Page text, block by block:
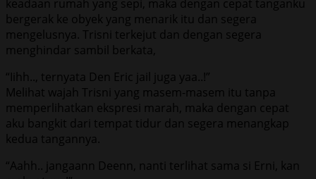
keadaan rumah yang sepi, maka dengan cepat tanganku
bergerak ke obyek yang menarik itu dan segera
mengelusnya. Trisni terkejut dan dengan segera
menghindar sambil berkata,
“Iihh.., ternyata Den Eric jail juga yaa..!”
Melihat wajah Trisni yang masem-masem itu tanpa
memperlihatkan ekspresi marah, maka dengan cepat
aku bangkit dari tempat tidur dan segera menangkap
kedua tangannya.
“Aahh.. jangaann Deenn, nanti terlihat sama si Erni, kan